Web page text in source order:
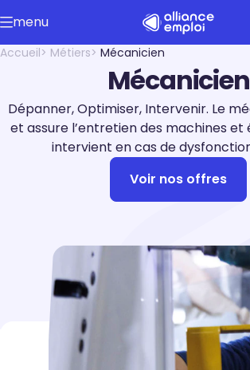
Accéder au contenu principal
Afficher le
menu
le menu
Accueil Métiers Mécanicien
Mécanicien
Dépanner, Optimiser, Intervenir. Le
et assure l’entretien des machines
intervient en cas de
Voir nos offres